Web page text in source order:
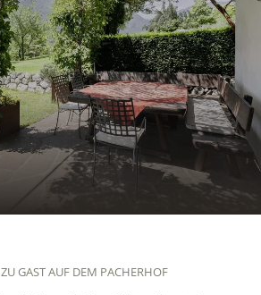
ZU GAST AUF DEM PACHERHOF